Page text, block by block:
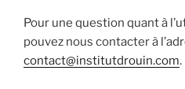
Pour une question quant à
pouvez nous contacter à
contact@institutdrouin.com.